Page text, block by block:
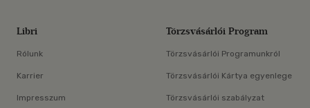
Libri
Rólunk
Karrier
Impresszum
Törzsvásárlói Program
Törzsvásárlói Programunkról
Törzsvásárlói Kártya egyenlege
Törzsvásárlói szabályzat